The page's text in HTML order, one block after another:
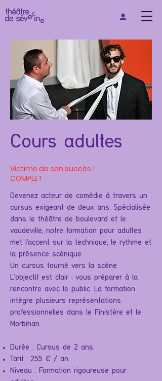
Cours adultes
Victime de son succès !
COMPLET
Devenez acteur de comédie à travers un
cursus exigeant de deux ans. Spécialisée
dans le théâtre de boulevard et le
vaudeville, notre formation pour adultes
met l'accent sur la technique, le rythme et
la présence scénique.
Un cursus tourné vers la scène
L'objectif est clair : vous préparer à la
rencontre avec le public. La formation
intègre plusieurs représentations
professionnelles dans le Finistère et le
Morbihan.
Durée : Cursus de 2 ans.
Tarif : 255 € / an.
Niveau : Formation rigoureuse pour